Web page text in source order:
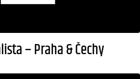
– Praha & Čechy